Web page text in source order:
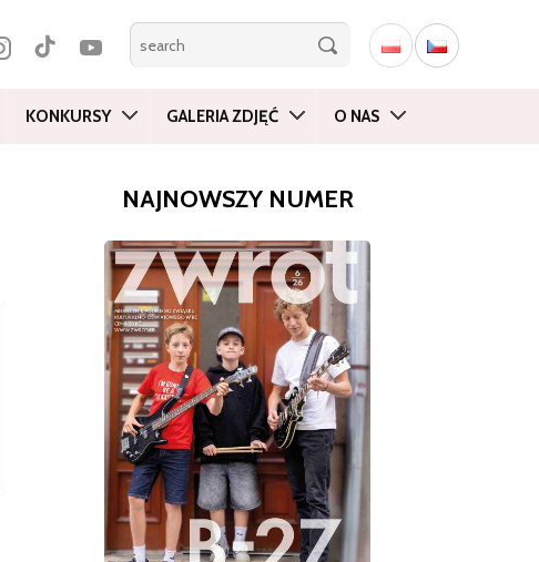
KONKURSY GALERIA ZDJĘĆ O NAS
NAJNOWSZY NUMER